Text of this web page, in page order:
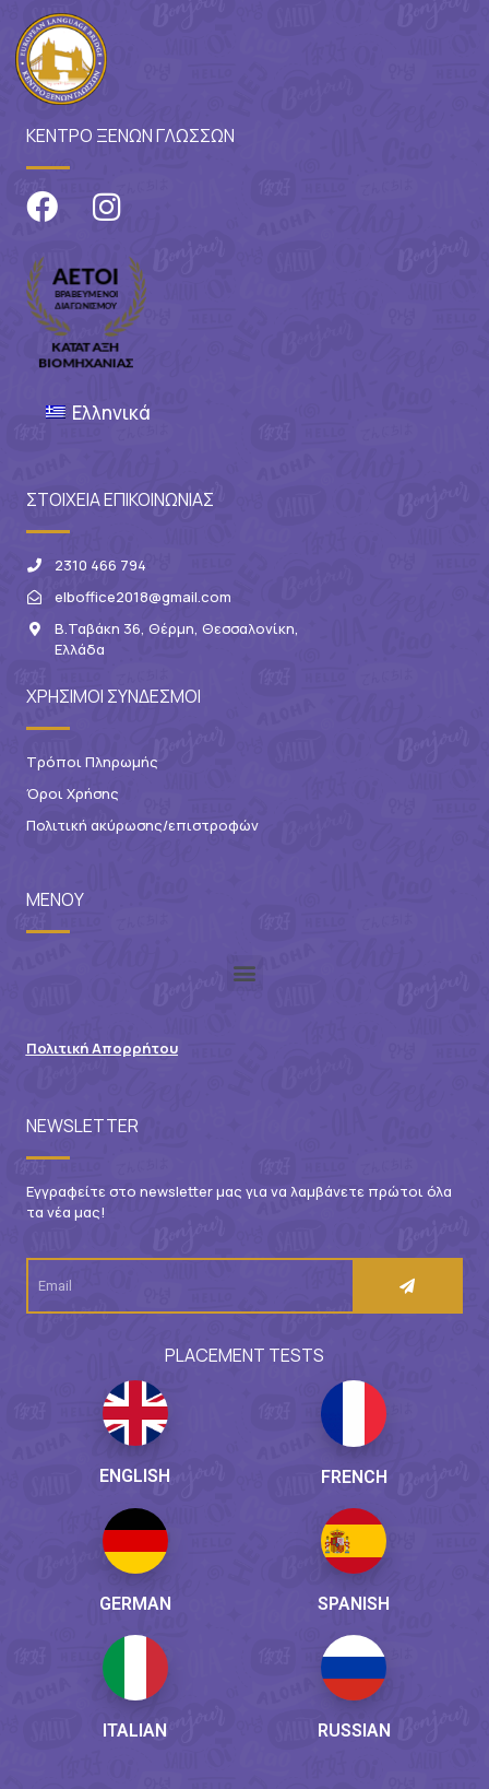
ΚΕΝΤΡΟ ΞΕΝΩΝ ΓΛΩΣΣΩΝ
Ελληνικά
ΣΤΟΙΧΕΙΑ ΕΠΙΚΟΙΝΩΝΙΑΣ
2310 466 794
elboffice2018@gmail.com
Β.Ταβάκη 36, Θέρμη, Θεσσαλονίκη,
Ελλάδα
ΧΡΗΣΙΜΟΙ ΣΥΝΔΕΣΜΟΙ
Τρόποι Πληρωμής
Όροι Χρήσης
Πολιτική ακύρωσης/επιστροφών
ΜΕΝΟΥ
Πολιτική Απορρήτου
NEWSLETTER
Εγγραφείτε στο newsletter μας για να λαμβάνετε πρώτοι όλα
τα νέα μας!
PLACEMENT TESTS
ENGLISH FRENCH
GERMAN SPANISH
ITALIAN RUSSIAN